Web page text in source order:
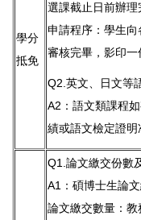
學分
抵免
選課截止日前辦理
申請程序：學生
審核完畢，影印一
Q2.英文、日文等
A2：語文類課程
績或語文檢定證
Q1.論文繳交份數
A1：碩博士生論
論文繳交數量：